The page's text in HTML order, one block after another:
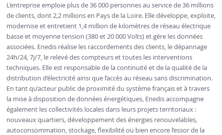
L’entreprise emploie plus de 36 000 personnes au service de 36 millions
de clients, dont 2,2 millions en Pays de la Loire. Elle développe, exploite,
modernise et entretient 1,4 million de kilomètres de réseau électrique
basse et moyenne tension (380 et 20 000 Volts) et gère les données
associées. Enedis réalise les raccordements des clients, le dépannage
24h/24, 7j/7, le relevé des compteurs et toutes les interventions
techniques. Elle est responsable de la continuité et de la qualité de la
distribution d’électricité ainsi que l’accès au réseau sans discrimination.
En tant qu’acteur public de proximité du système français et à travers
la mise à disposition de données énergétiques, Enedis accompagne
également les collectivités locales dans leurs projets territoriaux :
nouveaux quartiers, développement des énergies renouvelables,
autoconsommation, stockage, flexibilité ou bien encore l’essor de la